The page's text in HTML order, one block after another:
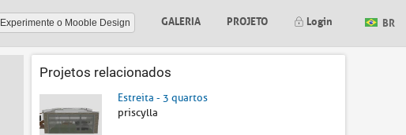
Experimente o Mooble Design GALERIA PROJETO Login BR
Projetos relacionados
Estreita - 3 quartos
priscylla